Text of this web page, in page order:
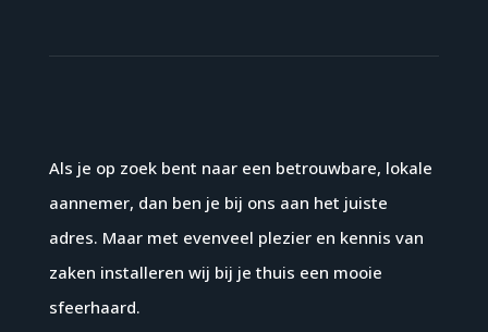
Als je op zoek bent naar een betrouwbare, lokale
aannemer, dan ben je bij ons aan het juiste
adres. Maar met evenveel plezier en kennis van
zaken installeren wij bij je thuis een mooie
sfeerhaard.